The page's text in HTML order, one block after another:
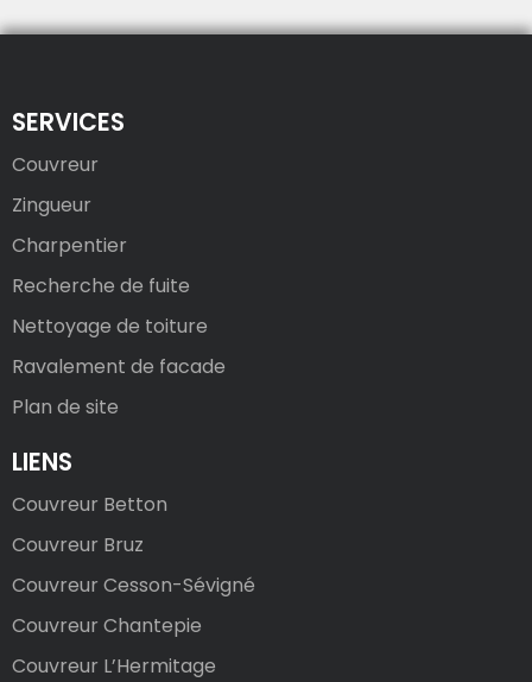
SERVICES
Couvreur
Zingueur
Charpentier
Recherche de fuite
Nettoyage de toiture
Ravalement de facade
Plan de site
LIENS
Couvreur Betton
Couvreur Bruz
Couvreur Cesson-Sévigné
Couvreur Chantepie
Couvreur L’Hermitage